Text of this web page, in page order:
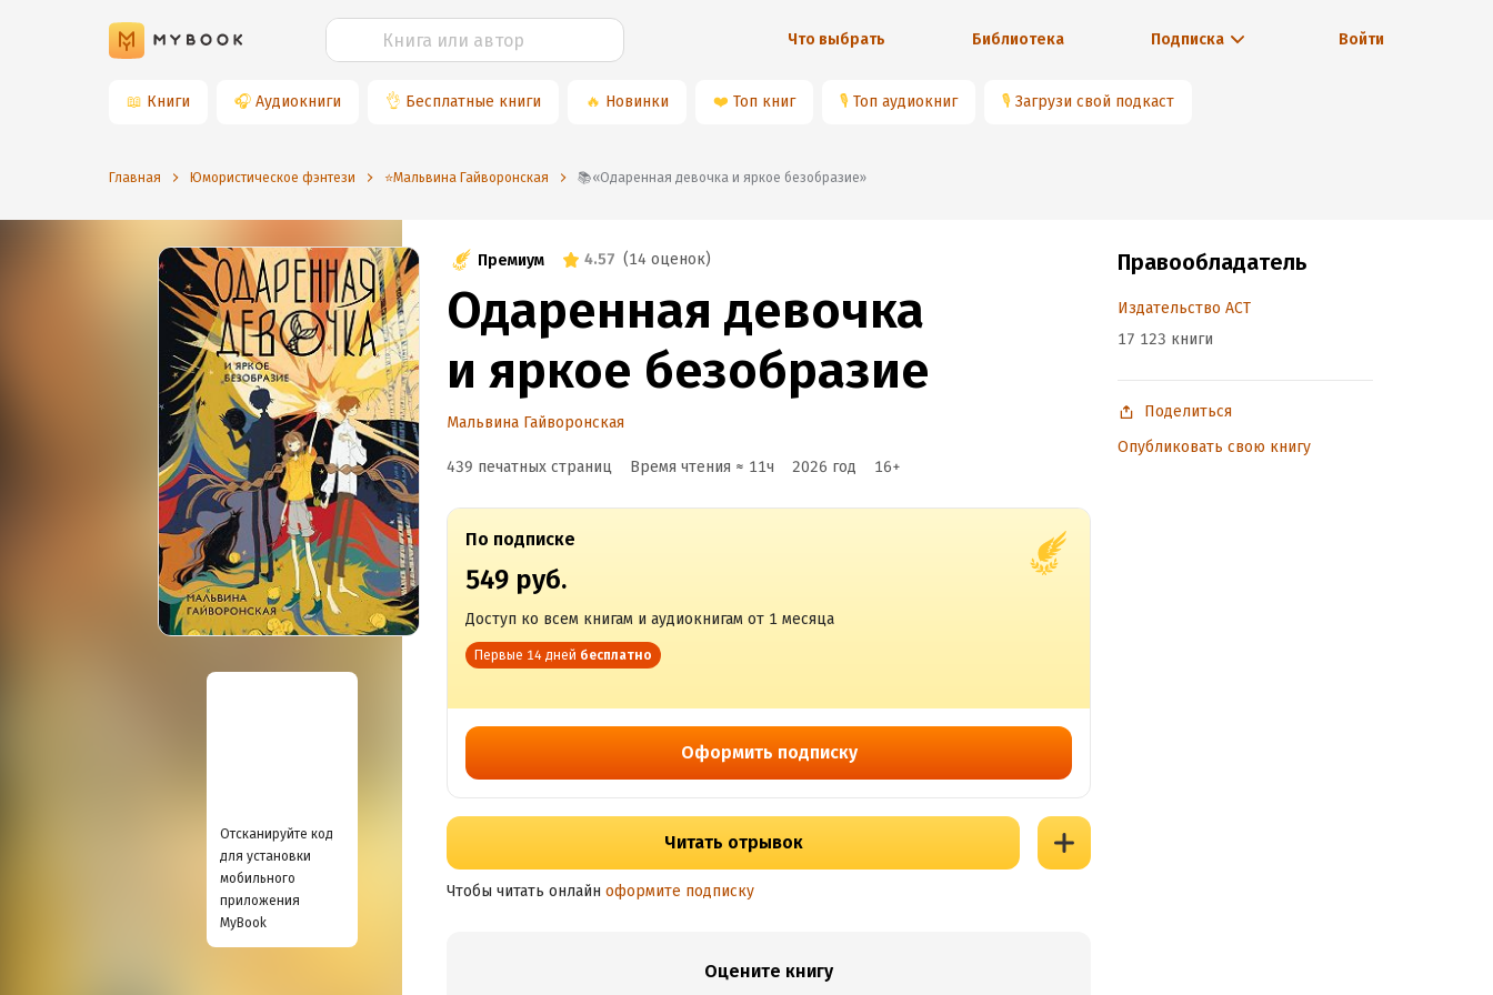
Что выбрать Библиотека Подписка Войти
📖 Книги 🎧 Аудиокниги 👌 Бесплатные книги 🔥 Новинки ❤️ Топ книг 🎙 Топ аудиокниг 🎙 Загрузи свой подкаст
Главная Юмористическое фэнтези ⭐️Мальвина Гайворонская 📚«Одаренная девочка и яркое безобразие»
Отсканируйте код
для установки
мобильного
приложения
MyBook
Премиум 4.57 (14 оценок)
Одаренная девочка
и яркое безобразие
Мальвина Гайворонская
439 печатных страниц Время чтения ≈ 11ч 2026 год 16+
По подписке
549 руб.
Доступ ко всем книгам и аудиокнигам от 1 месяца
Первые 14 дней бесплатно
Оформить подписку
Читать отрывок
Чтобы читать онлайн оформите подписку
Оцените книгу
Правообладатель
Издательство АСТ
17 123 книги
Поделиться
Опубликовать свою книгу